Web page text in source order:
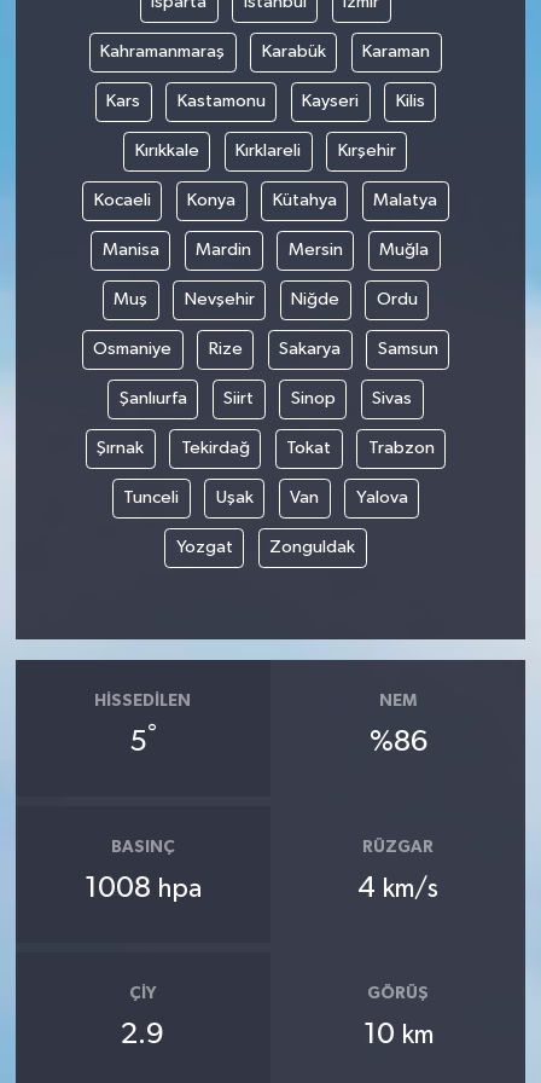
Kahramanmaraş Karabük Karaman
Kars Kastamonu Kayseri Kilis
Kırıkkale Kırklareli Kırşehir
Kocaeli Konya Kütahya Malatya
Manisa Mardin Mersin Muğla
Muş Nevşehir Niğde Ordu
Osmaniye Rize Sakarya Samsun
Şanlıurfa Siirt Sinop Sivas
Şırnak Tekirdağ Tokat Trabzon
Tunceli Uşak Van Yalova
Yozgat Zonguldak
HISSEDILEN
5°
NEM
%86
BASINÇ
1008 hpa
RÜZGAR
4 km/s
ÇIY
2.9
GÖRÜŞ
10 km